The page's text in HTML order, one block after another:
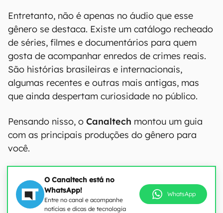
Entretanto, não é apenas no áudio que esse
gênero se destaca. Existe um catálogo recheado
de séries, filmes e documentários para quem
gosta de acompanhar enredos de crimes reais.
São histórias brasileiras e internacionais,
algumas recentes e outras mais antigas, mas
que ainda despertam curiosidade no público.
Pensando nisso, o Canaltech montou um guia
com as principais produções do gênero para
você.
O Canaltech está no
WhatsApp!
Entre no canal e acompanhe
notícias e dicas de tecnologia
WhatsApp